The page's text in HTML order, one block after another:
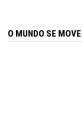
O MUNDO SE